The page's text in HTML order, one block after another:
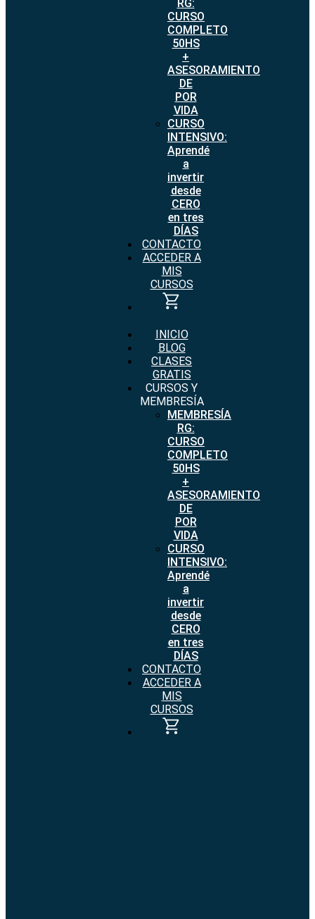
RG:
CURSO
COMPLETO
50HS
+
ASESORAMIENTO
DE
POR
VIDA
CURSO
INTENSIVO:
Aprendé
a
invertir
desde
CERO
en tres
DÍAS
CONTACTO
ACCEDER A
MIS
CURSOS
INICIO
BLOG
CLASES
GRATIS
CURSOS Y
MEMBRESÍA
MEMBRESÍA
RG:
CURSO
COMPLETO
50HS
+
ASESORAMIENTO
DE
POR
VIDA
CURSO
INTENSIVO:
Aprendé
a
invertir
desde
CERO
en tres
DÍAS
CONTACTO
ACCEDER A
MIS
CURSOS